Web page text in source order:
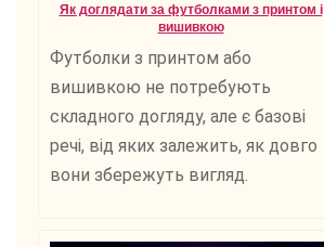
Як доглядати за футболками з принтом і
вишивкою
Футболки з принтом або
вишивкою не потребують
складного догляду, але є базові
речі, від яких залежить, як довго
вони збережуть вигляд.